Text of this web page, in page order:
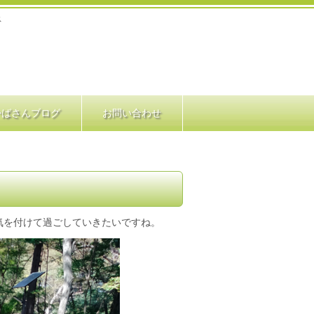
さんブログ お問い合わせ
付けて過ごしていきたいですね。